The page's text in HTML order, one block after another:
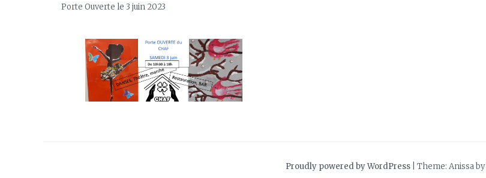
Porte Ouverte le 3 juin 2023
Proudly powered by WordPress Theme: Anissa by